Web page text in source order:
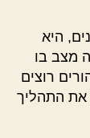
היא
מצב בו
רוצים
את התהליך